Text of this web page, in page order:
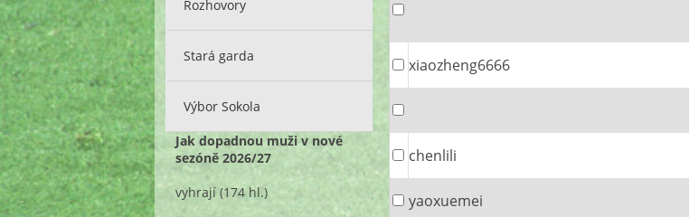
Rozhovory
Stará garda
Výbor Sokola
Jak dopadnou muži v nové
sezóně 2026/27
vyhrají (174 hl.)
xiaozheng6666
chenlili
yaoxuemei